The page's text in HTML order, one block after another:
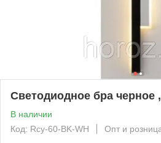
Светодиодное бра черное
В наличии
Код: Rcy-60-BK-WH
Опт и